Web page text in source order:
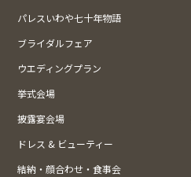
パレスいわや七十年物語
ブライダルフェア
ウエディングプラン
挙式会場
披露宴会場
ドレス & ビューティー
結納・顔合わせ・食事会